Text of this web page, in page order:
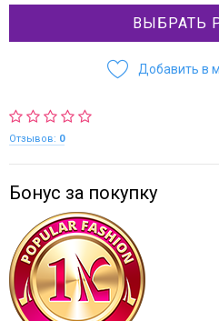
ВЫБРАТЬ
Добавить в
Отзывов: 0
Бонус за покупку